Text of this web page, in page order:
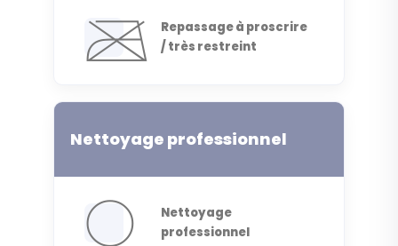
Repassage à proscrire
/ très restreint
Nettoyage professionnel
Nettoyage
professionnel